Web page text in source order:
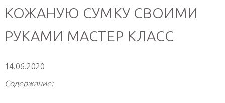
КОЖАНУЮ СУМКУ СВОИМИ
РУКАМИ МАСТЕР КЛАСС
14.06.2020
Содержание: